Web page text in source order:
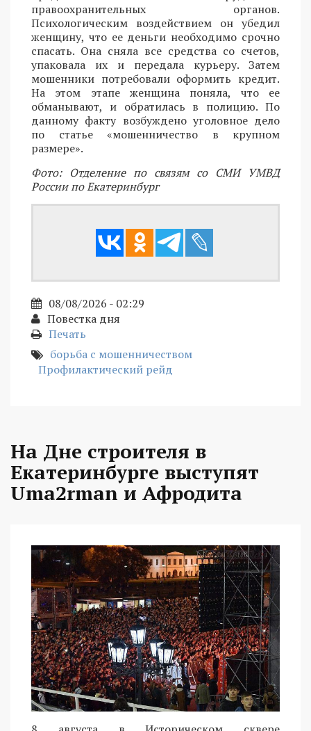
правоохранительных органов.
Психологическим воздействием он убедил
женщину, что ее деньги необходимо срочно
спасать. Она сняла все средства со счетов,
упаковала их и передала курьеру. Затем
мошенники потребовали оформить кредит.
На этом этапе женщина поняла, что ее
обманывают, и обратилась в полицию. По
данному факту возбуждено уголовное дело
по статье «мошенничество в крупном
размере».
Фото: Отделение по связям со СМИ УМВД
России по Екатеринбург
08/08/2026 - 02:29
Повестка дня
Печать
борьба с мошенничеством
Профилактический рейд
На Дне строителя в
Екатеринбурге выступят
Uma2rman и Афродита